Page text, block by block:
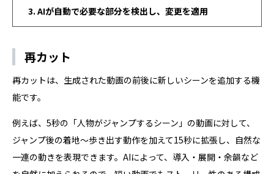
AIが自動で必要な部分を検出し、変更を適用
再カット
再カットは、生成された動画の前後に新しいシーンを追加する機
能です。
例えば、5秒の「人物がジャンプするシーン」の動画に対して、
ジャンプ後の着地〜歩き出す動作を加えて15秒に拡張し、自然な
一連の動きを表現できます。AIによって、導入・展開・余韻など